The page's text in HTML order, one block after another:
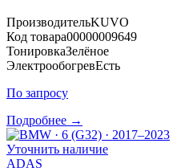
ПроизводительKUVO
Код товара00000009649
ТонировкаЗелёное
ЭлектрообогревЕсть
По запросу
Подробнее →
Уточнить наличие
ADAS